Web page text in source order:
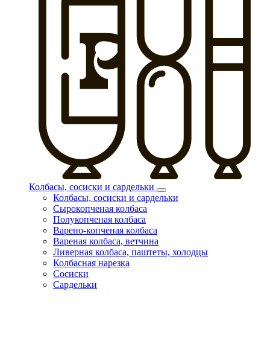
Колбасы, сосиски и сардельки
Колбасы, сосиски и сардельки
Сырокопченая колбаса
Полукопченая колбаса
Варено-копченая колбаса
Вареная колбаса, ветчина
Ливерная колбаса, паштеты, холодцы
Колбасная нарезка
Сосиски
Сардельки